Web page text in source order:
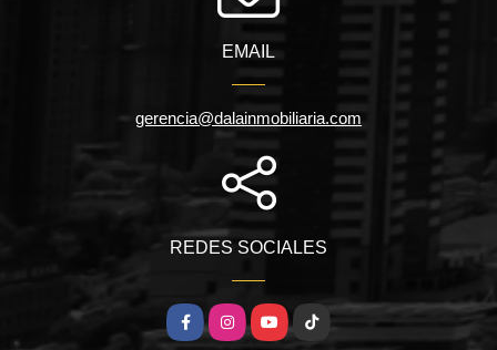
EMAIL
gerencia@dalainmobiliaria.com
REDES SOCIALES
FacebookInstagramYouTube
TikTok